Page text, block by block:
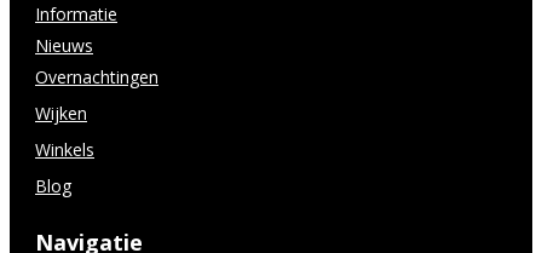
Navigatie
Informatie
Nieuws
Overnachtingen
Wijken
Winkels
Blog